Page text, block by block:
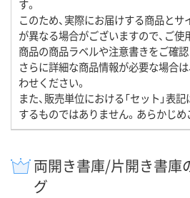
す。
このため、実際にお届けする商品と
が異なる場合がございますので、ご
商品の商品ラベルや注意書きをご確認
さらに詳細な商品情報が必要な場合
わせください。
また、販売単位における「セット」表
するものではありません。あらかじめ
両開き書庫/片開き書庫
グ